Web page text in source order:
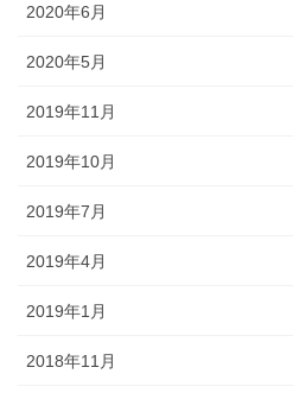
2020年6月
2020年5月
2019年11月
2019年10月
2019年7月
2019年4月
2019年1月
2018年11月